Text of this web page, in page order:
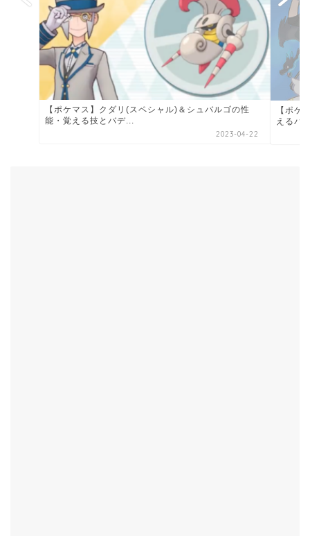
【ポケマス】クダリ(スペシャル)＆シュバルゴの性
能・覚える技とバデ...
2023-04-22
【ポケ
えるバ